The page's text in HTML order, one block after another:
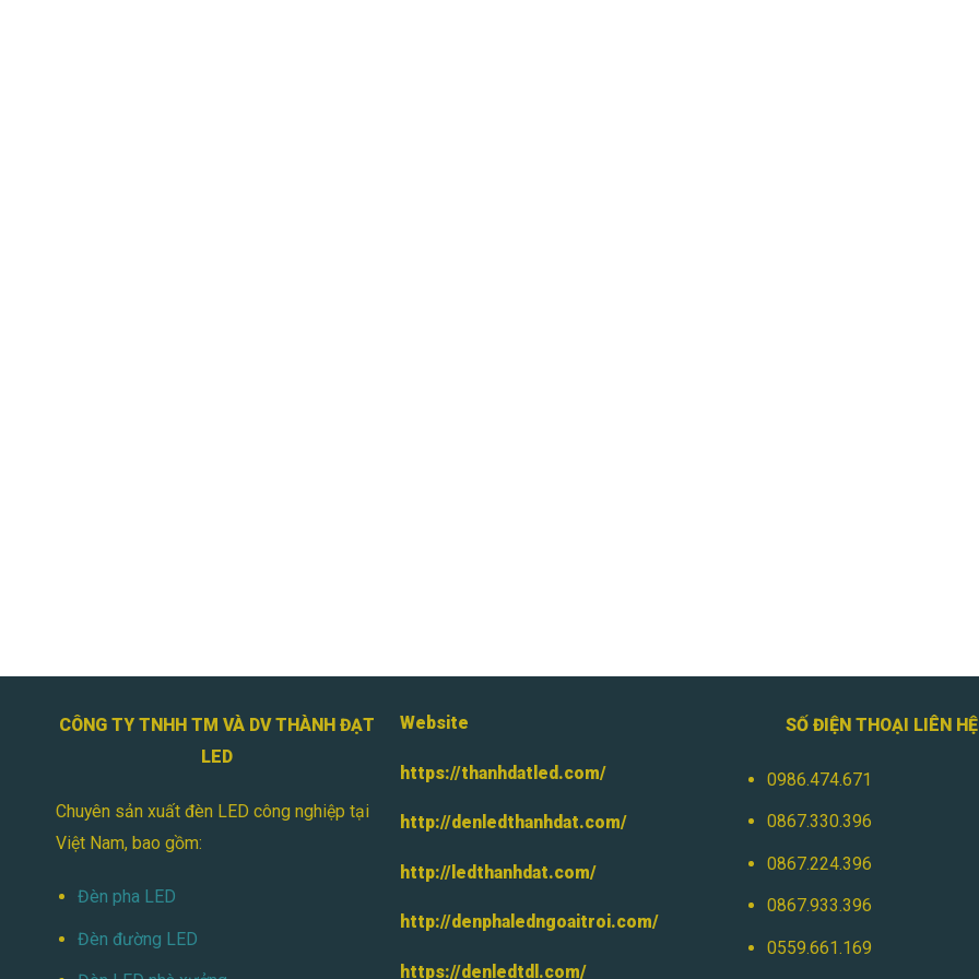
CÔNG TY TNHH TM VÀ DV THÀNH ĐẠT
LED
Chuyên sản xuất đèn LED công nghiệp tại
Việt Nam, bao gồm:
Đèn pha LED
Đèn đường LED
Website
https://thanhdatled.com/
http://denledthanhdat.com/
http://ledthanhdat.com/
http://denphaledngoaitroi.com/
https://denledtdl.com/
SỐ ĐIỆN THOẠI LIÊN
0986.474.671
0867.330.396
0867.224.396
0867.933.396
0559.661.169